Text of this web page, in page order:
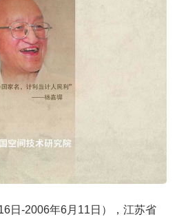
日-2006年6月11日），江苏省